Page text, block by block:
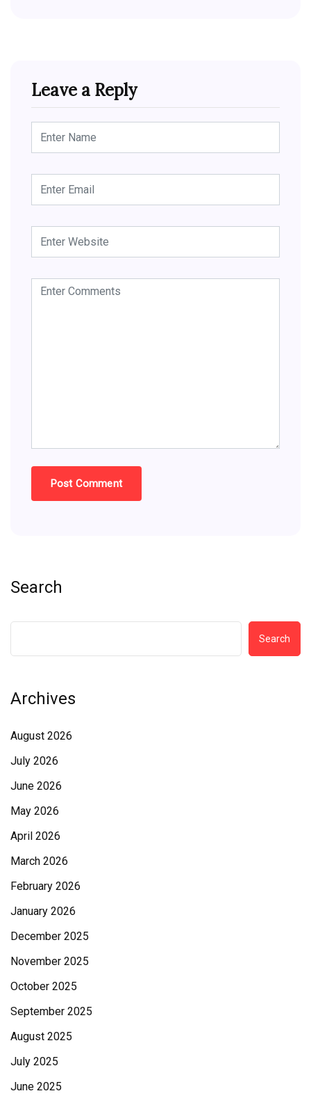
Leave a Reply
Search
Search
Archives
August 2026
July 2026
June 2026
May 2026
April 2026
March 2026
February 2026
January 2026
December 2025
November 2025
October 2025
September 2025
August 2025
July 2025
June 2025